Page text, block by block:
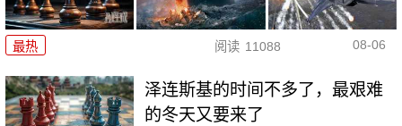
最热 阅读 11088 08-06
泽连斯基的时间不多了，最艰难
的冬天又要来了